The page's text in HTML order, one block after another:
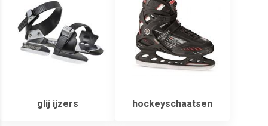
glij ijzers hockeyschaatsen